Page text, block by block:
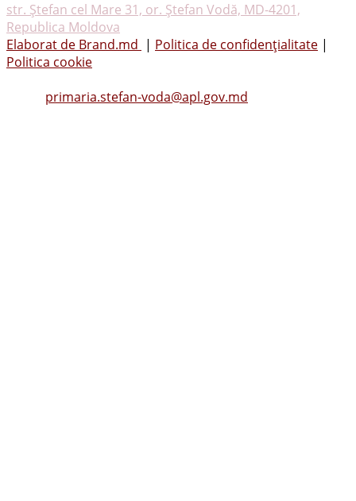
str. Ştefan cel Mare 31, or. Ştefan Vodă, MD-4201,
Republica Moldova
Elaborat de Brand.md | Politica de confidențialitate |
Politica cookie
primaria.stefan-voda@apl.gov.md